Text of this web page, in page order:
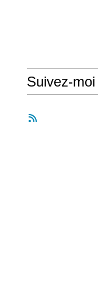
Suivez-moi